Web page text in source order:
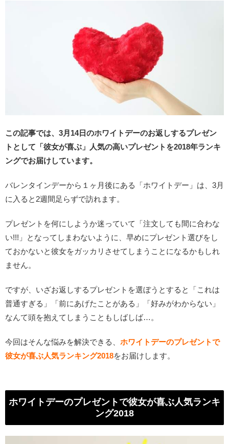
この記事では、3月14日のホワイトデーのお返しするプレゼン
トとして「彼女が喜ぶ」人気の高いプレゼントを2018年ランキ
ングでお届けしています。
バレンタインデーから１ヶ月後にある「ホワイトデー」は、3月
に入ると2週間足らずで訪れます。
プレゼントを何にしようか迷っていて「注文しても間に合わな
い!!!」となってしまわないように、早めにプレゼント選びをし
ておかないと彼女をガッカリさせてしまうことになるかもしれ
ません。
ですが、いざお返しするプレゼントを選ぼうとすると「これは
普通すぎる」「前にあげたことがある」「好みがわからない」
なんて頭を抱えてしまうこともしばしば…。
今回はそんな悩みを解決できる、 ホワイトデーのプレゼントで
彼女が喜ぶ人気ランキング2018をお届けします。
ホワイトデーのプレゼントで彼女が喜ぶ人気ランキ
ング2018